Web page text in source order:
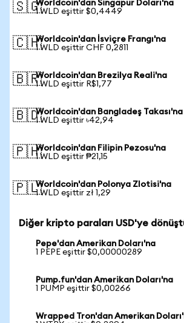
🇸🇬Worldcoin'dan Singapur Doları'na
1 WLD eşittir $0,4449
🇨🇭Worldcoin'dan İsviçre Frangı'na
1 WLD eşittir CHF 0,2811
🇧🇷Worldcoin'dan Brezilya Reali'na
1 WLD eşittir R$1,77
🇧🇩Worldcoin'dan Bangladeş Takası'na
1 WLD eşittir ৳42,94
🇵🇭Worldcoin'dan Filipin Pezosu'na
1 WLD eşittir ₱21,15
🇵🇱Worldcoin'dan Polonya Zlotisi'na
1 WLD eşittir zł 1,29
Diğer kripto paraları USD'ye
Pepe'dan Amerikan Doları'na
1 PEPE eşittir $0,00000289
Pump.fun'dan Amerikan Doları'na
1 PUMP eşittir $0,00266
Wrapped Tron'dan Amerikan